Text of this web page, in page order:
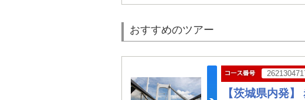
おすすめのツアー
【茨城県内発